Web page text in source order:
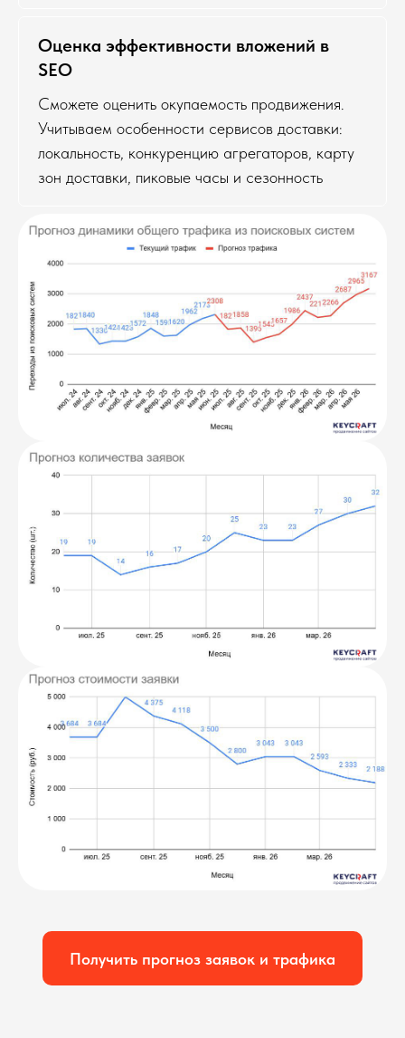
Оценка эффективности вложений в
SEO
Сможете оценить окупаемость продвижения.
Учитываем особенности сервисов доставки:
локальность, конкуренцию агрегаторов, карту
зон доставки, пиковые часы и сезонность
Получить прогноз заявок и трафика